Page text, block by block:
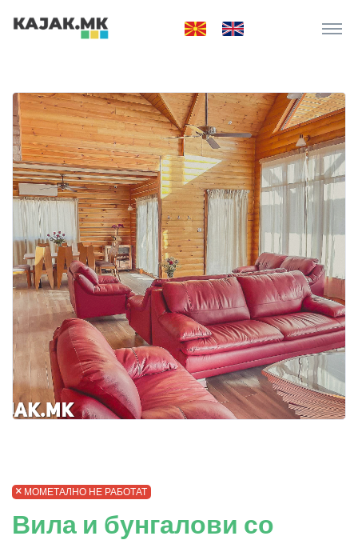
МОМЕТАЛНО НЕ РАБОТАТ
Вила и бунгалови со